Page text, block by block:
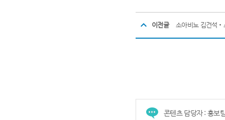
이전글
콘텐츠 담당자 : 홍보